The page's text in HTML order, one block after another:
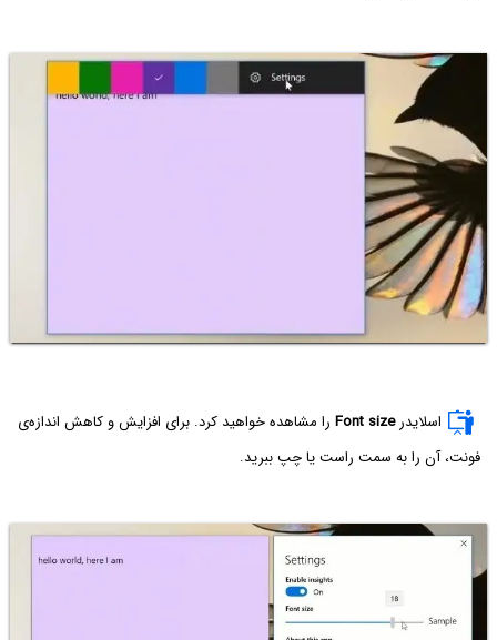
اسلایدرFont size را مشاهده خواهید کرد. برای افزایش و کاهش اندازه‌ی
فونت، آن را به سمت راست یا چپ ببرید.